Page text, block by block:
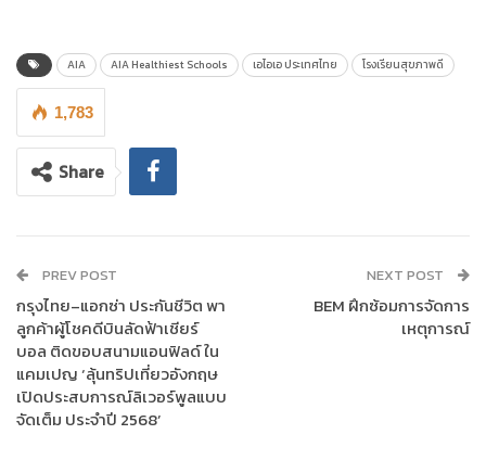
ความมุ่งมั่นของเอไอเอ ที่ต้องการสนับสนุนผู้คนทั่วภูมิภาคเอเชียกว่า
พันล้านคนให้มีสุขภาพและชีวิตที่ขึ้น ตามพันธกิจ AIA One Billion
พร้อมสานต่อคำมั่นสัญญา ‘Healthier, Longer, Better Lives’
ภายในงานได้รับเกียรติจากคณะผู้บริหารเอไอเอ ประเทศไทย ตลอด
จนหน่วยงานพันธมิตรทั้งภาครัฐฯ และเอกชนที่ร่วมสนับสนุนโครง
บริหาร เอไอเอ ประเทศไทย
ประธานเจ้าหน้าที่ฝ่าย
การตลาด เอไอเอ ประเทศไทย
คุณภัทรวรรณ ภัทรบวรวุฒิ
รอง
เลขาธิการคณะกรรมการการศึกษาขั้นพื้นฐาน สำนักงานคณะ
กรรมการการศึกษาขั้นพื้นฐาน (สพฐ.) และ
ดร. จักกนิตต์ คณานุรักษ์
ผู้อำนวยการฝ่ายส่งเสริมการพัฒนากำลังคนดิจิทัล สำนักงานส่ง
เสริมเศรษฐกิจดิจิทัล (depa) โดยพิธีมอบรางวัล “สุดยอดโรงเรียน
สุขภาพดี – AIA Healthiest Schools ปีที่ 4” จัดขึ้น ณ AIA
AIA AIA Healthiest Schools เอไอเอ ประเทศไทย โรงเรียนสุขภาพดี
1,783
Share
PREV POST
กรุงไทย–แอกซ่า ประกันชีวิต พา
ลูกค้าผู้โชคดีบินลัดฟ้าเชียร์
บอล ติดขอบสนามแอนฟิลด์ ใน
แคมเปญ ‘ลุ้นทริปเที่ยวอังกฤษ
เปิดประสบการณ์ลิเวอร์พูลแบบ
จัดเต็ม ประจำปี 2568’
NEXT POST
BEM ฝึกซ้อมการจัดการ
เหตุการณ์